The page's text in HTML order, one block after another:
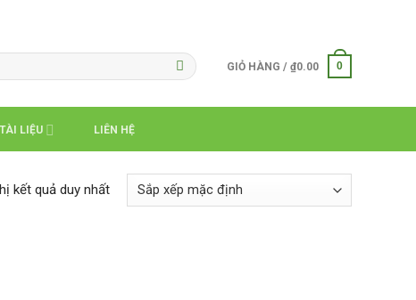
GIỎ HÀNG /₫0.00 0
TÀI LIỆU LIÊN HỆ
kết quả duy nhất